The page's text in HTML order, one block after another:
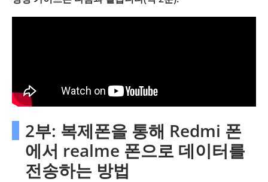
2부: 복제폰을 통해 Redmi 폰
에서 realme 폰으로 데이터를
전송하는 방법